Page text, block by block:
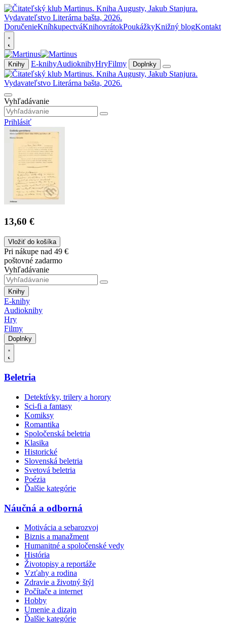
DoručenieKníhkupectváKnihovrátokPoukážkyKnižný blogKontakt
Knihy E-knihyAudioknihyHryFilmy Doplnky
Vyhľadávanie
Prihlásiť
13,60 €
Vložiť do košíka
Pri nákupe nad 49 €
poštovné zadarmo
Vyhľadávanie
Knihy
E-knihy
Audioknihy
Hry
Filmy
Doplnky
Beletria
Detektívky, trilery a horory
Sci-fi a fantasy
Komiksy
Romantika
Spoločenská beletria
Klasika
Historické
Slovenská beletria
Svetová beletria
Poézia
Ďalšie kategórie
Náučná a odborná
Motivácia a sebarozvoj
Biznis a manažment
Humanitné a spoločenské vedy
História
Životopisy a reportáže
Vzťahy a rodina
Zdravie a životný štýl
Počítače a internet
Hobby
Umenie a dizajn
Ďalšie kategórie